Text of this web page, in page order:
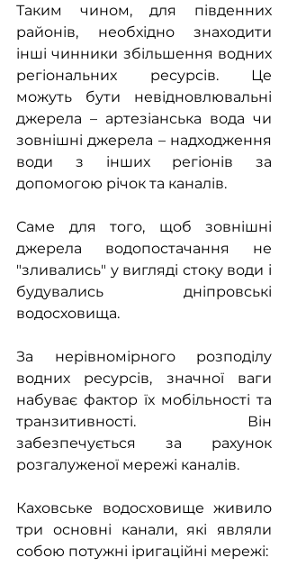
Таким чином, для південних
районів, необхідно знаходити
інші чинники збільшення водних
регіональних ресурсів. Це
можуть бути невідновлювальні
джерела – артезіанська вода чи
зовнішні джерела – надходження
води з інших регіонів за
допомогою річок та каналів.
Саме для того, щоб зовнішні
джерела водопостачання не
"зливались" у вигляді стоку води і
будувались дніпровські
водосховища.
За нерівномірного розподілу
водних ресурсів, значної ваги
набуває фактор їх мобільності та
транзитивності. Він
забезпечується за рахунок
розгалуженої мережі каналів.
Каховське водосховище живило
три основні канали, які являли
собою потужні іригаційні мережі: